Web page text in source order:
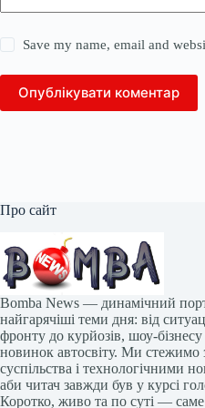
Save my name, email and
Опублікувати коментар
Про сайт
Bomba News — динамічний
найгарячіші теми дня: від
фронту до курйозів, шоу-бізнесу
новинок автосвіту. Ми стежимо
суспільства і технологічними
аби читач завжди був у курсі
Коротко, живо та по суті —